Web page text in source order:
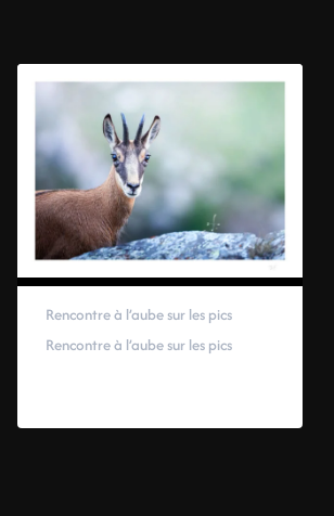
Rencontre à l’aube sur les pics
Rencontre à l’aube sur les pics